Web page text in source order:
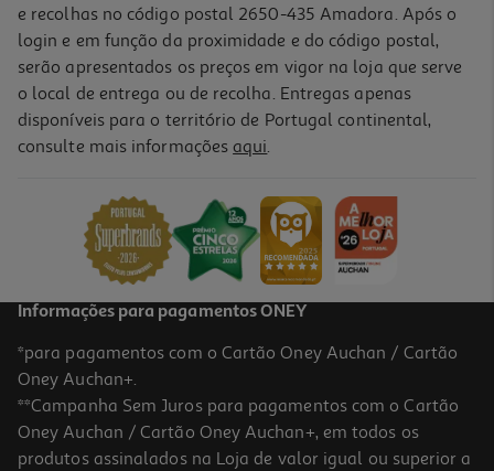
Saco Para Presente Auchan Infantil Tamanho S
e recolhas no código postal 2650-435 Amadora. Após o
login e em função da proximidade e do código postal,
serão apresentados os preços em vigor na loja que serve
o local de entrega ou de recolha. Entregas apenas
disponíveis para o território de Portugal continental,
consulte mais informações aqui.
Informações para pagamentos ONEY
*para pagamentos com o Cartão Oney Auchan / Cartão
Oney Auchan+.
**Campanha Sem Juros para pagamentos com o Cartão
Oney Auchan / Cartão Oney Auchan+, em todos os
produtos assinalados na Loja de valor igual ou superior a